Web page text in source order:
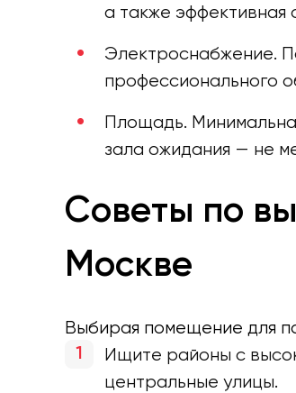
а также эффективная
Электроснабжение.
профессионального
Площадь.
зала ожидания — не
Советы по
Москве
Выбирая помещение для
Ищите районы с
центральные улицы.